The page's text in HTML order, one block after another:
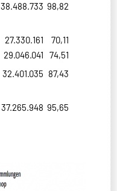
38.488.733 98,82
27.330.161
29.046.041
70,11
74,51
32.401.035 87,43
37.265.948 95,65